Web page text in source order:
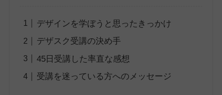
デザインを学ぼうと思ったきっかけ
デザスク受講の決め手
45日受講した率直な感想
受講を迷っている方へのメッセージ